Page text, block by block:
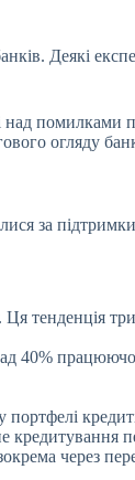
Деякі
помилками
огляду
за
тенденція
40%
через